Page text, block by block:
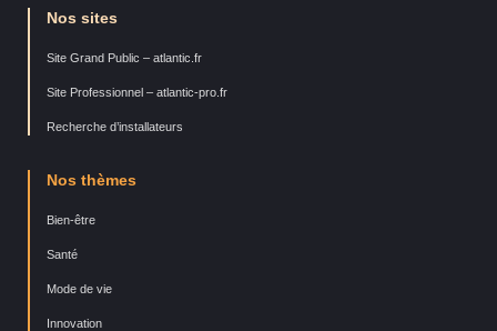
Nos sites
Site Grand Public – atlantic.fr
Site Professionnel – atlantic-pro.fr
Recherche d’installateurs
Nos thèmes
Bien-être
Santé
Mode de vie
Innovation